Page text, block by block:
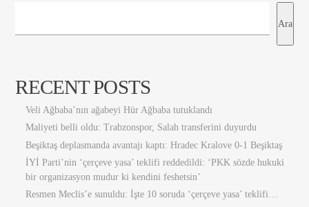
Ara
RECENT POSTS
Veli Ağbaba’nın ağabeyi Hür Ağbaba tutuklandı
Maliyeti belli oldu: Trabzonspor, Salah transferini duyurdu
Beşiktaş deplasmanda avantajı kaptı: Hradec Kralove 0-1 Beşiktaş
İYİ Parti’nin ‘çerçeve yasa’ teklifi reddedildi: ‘PKK sözde hukuki
bir organizasyon mudur ki kendini feshetsin’
Resmen Meclis’e sunuldu: İşte 10 soruda ‘çerçeve yasa’ teklifi…